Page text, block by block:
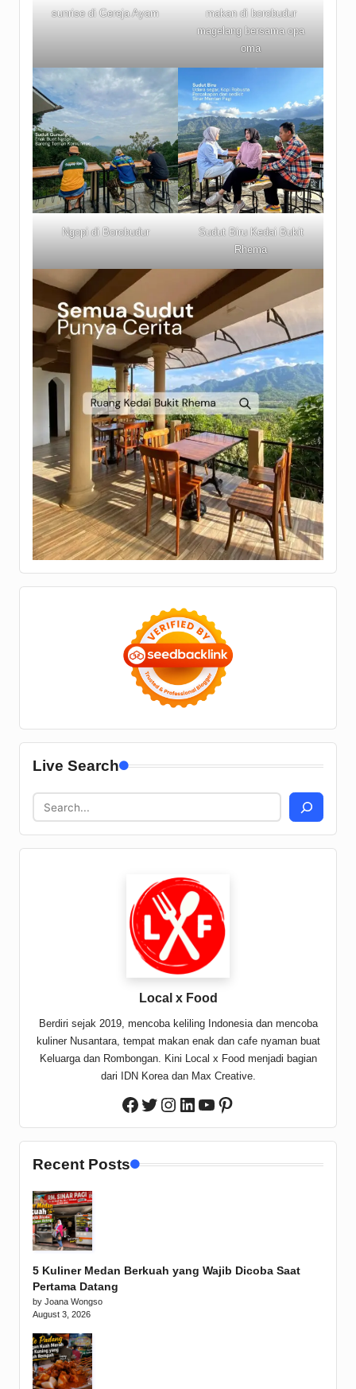
sunrise di Gereja Ayam
makan di borobudur
magelang bersama opa
oma
Ngopi di Borobudur
Sudut Biru Kedai Bukit
Rhema
Live Search
Local x Food
Berdiri sejak 2019, mencoba keliling Indonesia dan mencoba
kuliner Nusantara, tempat makan enak dan cafe nyaman buat
Keluarga dan Rombongan. Kini Local x Food menjadi bagian
dari IDN Korea dan Max Creative.
Facebook
Twitter
Instagram
LinkedIn
YouTube
Pinterest
Recent Posts
5 Kuliner Medan Berkuah yang Wajib Dicoba Saat
Pertama Datang
by Joana Wongso
August 3, 2026